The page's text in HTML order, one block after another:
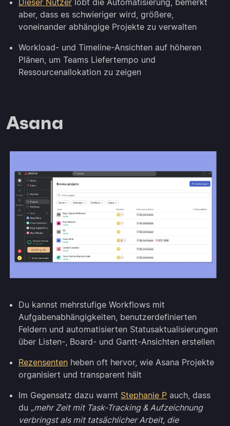
aber, dass es schwieriger wird, größere,
voneinander abhängige Projekte zu verwalten
Workload- und Timeline-Ansichten auf höheren
Plänen, um Teams Liefertempo und
Ressourcenallokation zu zeigen
Asana
Du kannst mehrstufige Workflows mit
Aufgabenabhängigkeiten, benutzerdefinierten
Feldern und automatisierten Statusaktualisierungen
über Listen-, Board- und Gantt-Ansichten erstellen
Rezensenten heben oft hervor, wie Asana Projekte
organisiert und transparent hält
Im Gegensatz dazu warnt Stephanie P auch, dass
du „mehr Zeit mit Task-Tracking & Aufzeichnung
verbringst als mit tatsächlicher Arbeit, die